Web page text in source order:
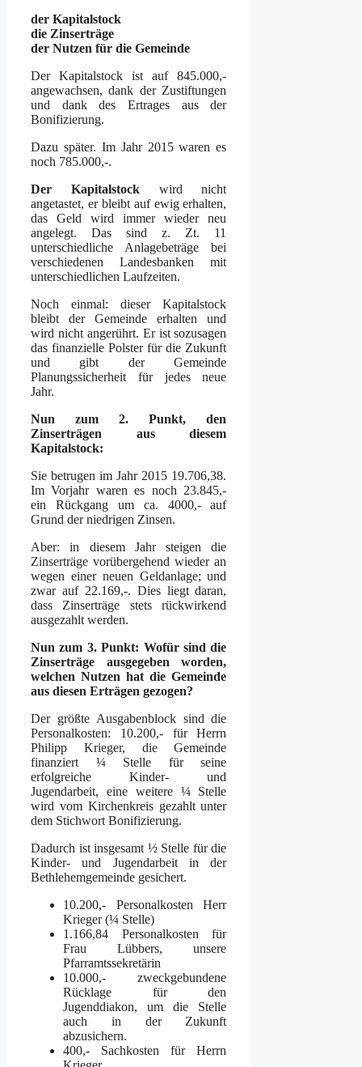
der Kapitalstock
die Zinserträge
der Nutzen für die Gemeinde
Der Kapitalstock ist auf 845.000,-
angewachsen, dank der Zustiftungen
und dank des Ertrages aus der
Bonifizierung.
Dazu später. Im Jahr 2015 waren es
noch 785.000,-.
Der Kapitalstockwird nicht
angetastet, er bleibt auf ewig erhalten,
das Geld wird immer wieder neu
angelegt. Das sind z. Zt. 11
unterschiedliche Anlagebeträge bei
verschiedenen Landesbanken mit
unterschiedlichen Laufzeiten.
Noch einmal: dieser Kapitalstock
bleibt der Gemeinde erhalten und
wird nicht angerührt. Er ist sozusagen
das finanzielle Polster für die Zukunft
und gibt der Gemeinde
Planungssicherheit für jedes neue
Jahr.
Nun zum 2. Punkt, den
Zinserträgen aus diesem
Kapitalstock:
Sie betrugen im Jahr 2015 19.706,38.
Im Vorjahr waren es noch 23.845,-
ein Rückgang um ca. 4000,- auf
Grund der niedrigen Zinsen.
Aber: in diesem Jahr steigen die
Zinserträge vorübergehend wieder an
wegen einer neuen Geldanlage; und
zwar auf 22.169,-. Dies liegt daran,
dass Zinserträge stets rückwirkend
ausgezahlt werden.
Nun zum 3. Punkt: Wofür sind die
Zinserträge ausgegeben worden,
welchen Nutzen hat die Gemeinde
aus diesen Erträgen gezogen?
Der größte Ausgabenblock sind die
Personalkosten: 10.200,- für Herrn
Philipp Krieger, die Gemeinde
finanziert ¼ Stelle für seine
erfolgreiche Kinder- und
Jugendarbeit, eine weitere ¼ Stelle
wird vom Kirchenkreis gezahlt unter
dem Stichwort Bonifizierung.
Dadurch ist insgesamt ½ Stelle für die
Kinder- und Jugendarbeit in der
Bethlehemgemeinde gesichert.
10.200,- Personalkosten Herr
Krieger (¼ Stelle)
1.166,84 Personalkosten für
Frau Lübbers, unsere
Pfarramtssekretärin
10.000,- zweckgebundene
Rücklage für den
Jugenddiakon, um die Stelle
auch in der Zukunft
abzusichern.
400,- Sachkosten für Herrn